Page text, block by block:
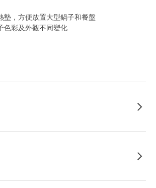
墊，方便放置大型鍋子和餐盤
色彩及外觀不同變化